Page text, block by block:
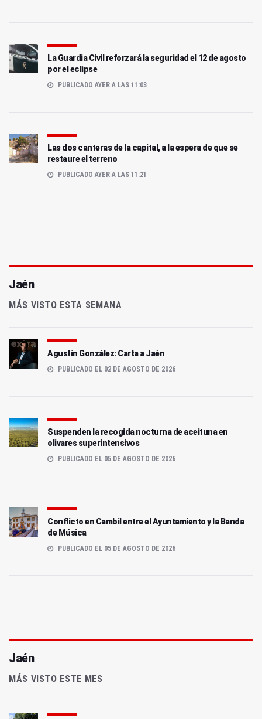
La Guardia Civil reforzará la seguridad el 12 de agosto
por el eclipse
PUBLICADO AYER A LAS 11:03
Las dos canteras de la capital, a la espera de que se
restaure el terreno
PUBLICADO AYER A LAS 11:21
Jaén
MÁS VISTO ESTA SEMANA
Agustín González: Carta a Jaén
PUBLICADO EL 02 DE AGOSTO DE 2026
Suspenden la recogida nocturna de aceituna en
olivares superintensivos
PUBLICADO EL 05 DE AGOSTO DE 2026
Conflicto en Cambil entre el Ayuntamiento y la Banda
de Música
PUBLICADO EL 05 DE AGOSTO DE 2026
Jaén
MÁS VISTO ESTE MES